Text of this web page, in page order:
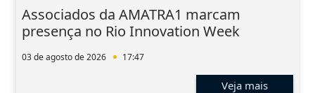
Associados da AMATRA1 marcam
presença no Rio Innovation Week
03 de agosto de 2026 17:47
Veja mais